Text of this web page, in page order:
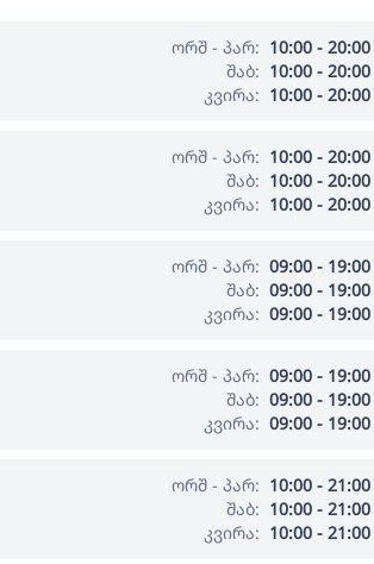
ორშ - პარ: 10:00 - 20:00
შაბ: 10:00 - 20:00
კვირა: 10:00 - 20:00
ორშ - პარ: 10:00 - 20:00
შაბ: 10:00 - 20:00
კვირა: 10:00 - 20:00
ორშ - პარ: 09:00 - 19:00
შაბ: 09:00 - 19:00
კვირა: 09:00 - 19:00
ორშ - პარ: 09:00 - 19:00
შაბ: 09:00 - 19:00
კვირა: 09:00 - 19:00
ორშ - პარ: 10:00 - 21:00
შაბ: 10:00 - 21:00
კვირა: 10:00 - 21:00